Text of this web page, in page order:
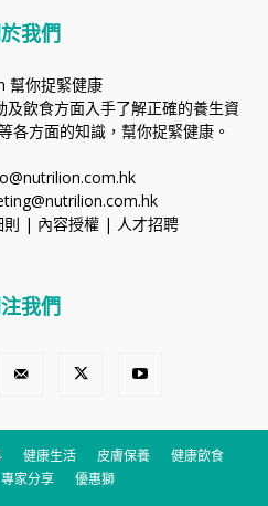
我們
幫你捉緊健康
飲食方面入手了解正確的養生資
各方面的知識，幫你捉緊健康。
則 | 內容授權 | 人才招聘
我們
健康生活 皮膚保養
健康飲食
專家分享 優惠獅